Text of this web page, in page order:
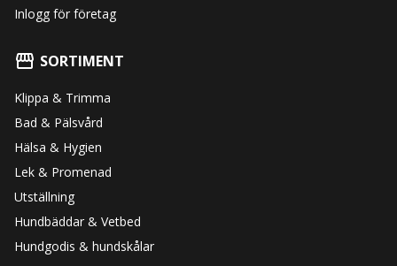
Inlogg för företag
SORTIMENT
Klippa & Trimma
Bad & Pälsvård
Hälsa & Hygien
Lek & Promenad
Utställning
Hundbäddar & Vetbed
Hundgodis & hundskålar